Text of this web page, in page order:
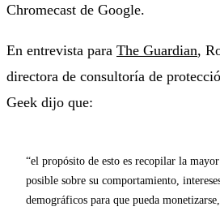
Chromecast de Google.
En entrevista para The Guardian,
directora de consultoría de
Geek dijo que:
“el propósito de esto es recopilar la
posible sobre su comportamiento,
demográficos para que pueda